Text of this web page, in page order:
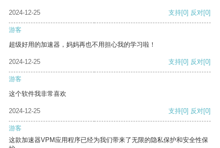
2024-12-25 支持[0] 反对[0]
游客
超级好用的加速器，妈妈再也不用担心我的学习啦！
2024-12-25 支持[0] 反对[0]
游客
这个软件我非常喜欢
2024-12-25 支持[0] 反对[0]
游客
这款加速器VPM应用程序已经为我们带来了无限的隐私保护和安全性保